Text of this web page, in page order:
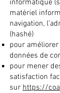
informatique
matériel
navigation,
(hashé)
pour
données de
pour mener
satisfaction
sur https://